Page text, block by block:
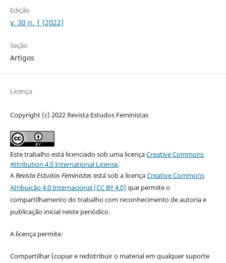
Edição
v. 30 n. 1 (2022)
Seção
Artigos
Licença
Copyright (c) 2022 Revista Estudos Feministas
Este trabalho está licenciado sob uma licençaCreative Commons
Attribution 4.0 International License.
ARevista Estudos Feministasestá sob a licençaCreative Commons
Atribuição 4.0 Internacional (CC BY 4.0) que permite o
compartilhamento do trabalho com reconhecimento de autoria e
publicação inicial neste periódico.
A licença permite:
Compartilhar (copiar e redistribuir o material em qualquer suporte